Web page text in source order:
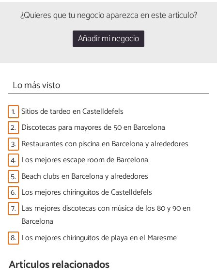
¿Quieres que tu negocio aparezca en este artículo?
Añadir mi negocio
Lo más visto
1. Sitios de tardeo en Castelldefels
2. Discotecas para mayores de 50 en Barcelona
3. Restaurantes con piscina en Barcelona y alrededores
4. Los mejores escape room de Barcelona
5. Beach clubs en Barcelona y alrededores
6. Los mejores chiringuitos de Castelldefels
7. Las mejores discotecas con música de los 80 y 90 en
Barcelona
8. Los mejores chiringuitos de playa en el Maresme
Artículos relacionados